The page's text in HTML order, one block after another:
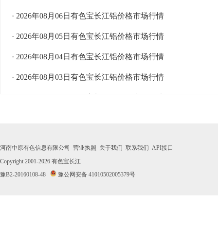
· 2026年08月06日有色宝长江铝价格市场行情
· 2026年08月05日有色宝长江铝价格市场行情
· 2026年08月04日有色宝长江铝价格市场行情
· 2026年08月03日有色宝长江铝价格市场行情
· 2026年07月28日有色宝长江铝价格市场行情
· 2026年07月27日有色宝长江铝价格市场行情
河南中原有色信息有限公司 营业执照 关于我们 联系我们 API接口
Copyright 2001-2026 有色宝长江
豫B2-20160108-48
豫公网安备 41010502005379号